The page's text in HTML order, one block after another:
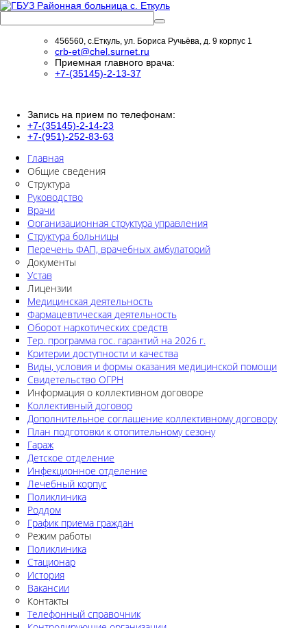
456560, с.Еткуль, ул. Бориса Ручьёва, д. 9 корпус 1
crb-et@chel.surnet.ru
Приемная главного врача:
+7-(35145)-2-13-37
Запись на прием по телефонам:
+7-(35145)-2-14-23
+7-(951)-252-83-63
Главная
Общие сведения
Структура
Руководство
Врачи
Организационная структура управления
Структура больницы
Перечень ФАП, врачебных амбулаторий
Документы
Устав
Лицензии
Медицинская деятельность
Фармацевтическая деятельность
Оборот наркотических средств
Тер. программа гос. гарантий на 2026 г.
Критерии доступности и качества
Виды, условия и формы оказания медицинской помощи
Свидетельство ОГРН
Информация о коллективном договоре
Коллективный договор
Дополнительное соглашение коллективному договору
План подготовки к отопительному сезону
Гараж
Детское отделение
Инфекционное отделение
Лечебный корпус
Поликлиника
Роддом
График приема граждан
Режим работы
Поликлиника
Стационар
История
Вакансии
Контакты
Телефонный справочник